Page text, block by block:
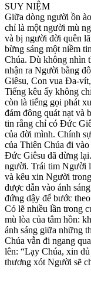
SUY NIỆM
Giữa dòng người ồn
chỉ là một người mù
và bị người đời quên
bừng sáng một niềm
Chúa. Dù không nhìn
nhận ra Người bằng
Giêsu, Con vua Đa-
Tiếng kêu ấy không
còn là tiếng gọi phát
đám đông quát nạt và
tin rằng chỉ có Đức
của đời mình. Chính
của Thiên Chúa đi
Đức Giêsu đã dừng
người. Trái tim Người
và kêu xin Người
được dẫn vào ánh
đứng dậy để bước
Có lẽ nhiều lần trong
mù lòa của tâm hồn:
ánh sáng giữa những
Chúa vẫn đi ngang
lên: “Lạy Chúa, xin
thương xót Người sẽ